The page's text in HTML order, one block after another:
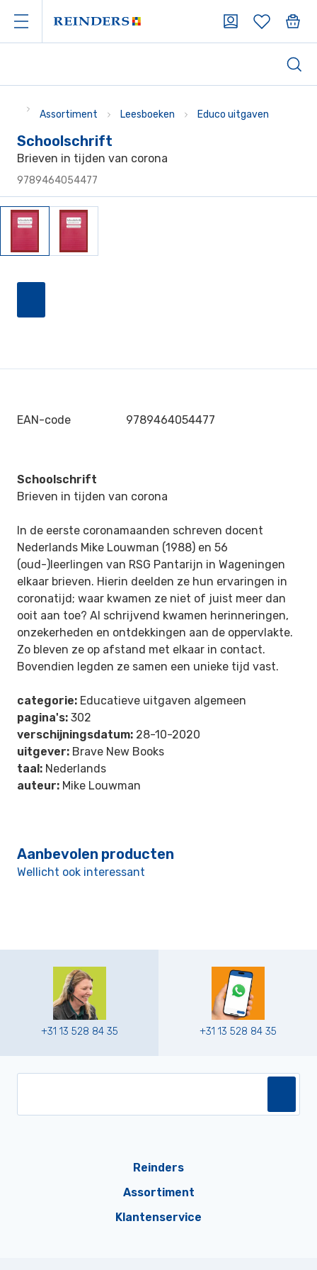
Assortiment Leesboeken Educo uitgaven
Schoolschrift
Brieven in tijden van corona
9789464054477
EAN-code 9789464054477
Schoolschrift
Brieven in tijden van corona
In de eerste coronamaanden schreven docent
Nederlands Mike Louwman (1988) en 56
(oud-)leerlingen van RSG Pantarijn in Wageningen
elkaar brieven. Hierin deelden ze hun ervaringen in
coronatijd; waar kwamen ze niet of juist meer dan
ooit aan toe? Al schrijvend kwamen herinneringen,
onzekerheden en ontdekkingen aan de oppervlakte.
Zo bleven ze op afstand met elkaar in contact.
Bovendien legden ze samen een unieke tijd vast.
categorie: Educatieve uitgaven algemeen
pagina's: 302
verschijningsdatum: 28-10-2020
uitgever: Brave New Books
taal: Nederlands
auteur: Mike Louwman
Aanbevolen producten
Wellicht ook interessant
+31 13 528 84 35 +31 13 528 84 35
Reinders
Assortiment
Klantenservice